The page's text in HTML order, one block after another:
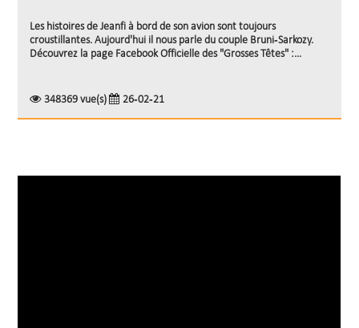
Les histoires de Jeanfi à bord de son avion sont toujours
croustillantes. Aujourd'hui il nous parle du couple Bruni-Sarkozy.
Découvrez la page Facebook Officielle des "Grosses Têtes" :...
348369 vue(s) 26-02-21